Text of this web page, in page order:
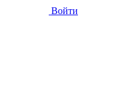
Войти